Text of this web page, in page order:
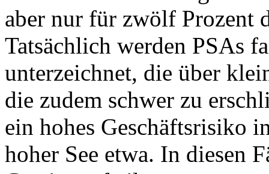
aber nur für zwölf Prozent
Tatsächlich werden PSAs
unterzeichnet, die über
die zudem schwer zu
ein hohes Geschäftsrisiko
hoher See etwa. In diesen